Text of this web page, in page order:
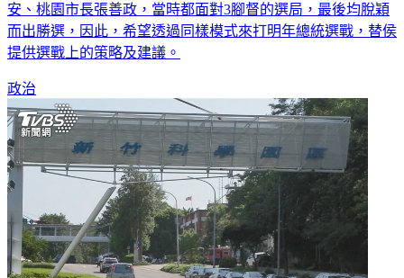
安、桃園市長張善政，當時都面對3腳督的選局，最後均脫穎
而出勝選，因此，希望透過同樣模式來打明年總統選戰，替侯
提供選戰上的策略及建議。
政治